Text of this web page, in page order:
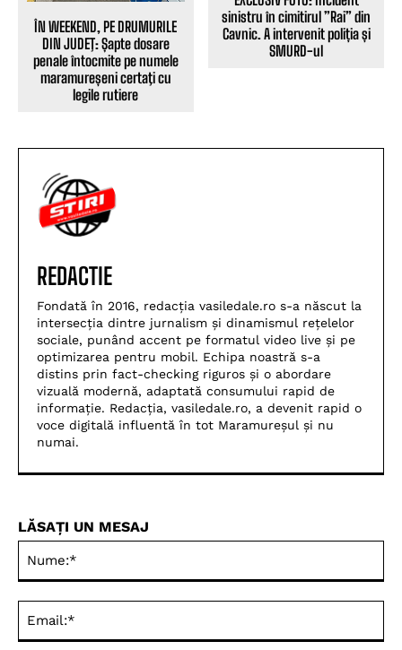
ÎN WEEKEND, PE DRUMURILE
DIN JUDEŢ: Șapte dosare
penale întocmite pe numele
maramureșeni certaţi cu
legile rutiere
sinistru în cimitirul ”Rai” din
Cavnic. A intervenit poliția și
SMURD-ul
REDACTIE
Fondată în 2016, redacția vasiledale.ro s-a născut la
intersecția dintre jurnalism și dinamismul rețelelor
sociale, punând accent pe formatul video live și pe
optimizarea pentru mobil. Echipa noastră s-a
distins prin fact-checking riguros și o abordare
vizuală modernă, adaptată consumului rapid de
informație. Redacția, vasiledale.ro, a devenit rapid o
voce digitală influentă în tot Maramureșul și nu
numai.
LĂSAȚI UN MESAJ